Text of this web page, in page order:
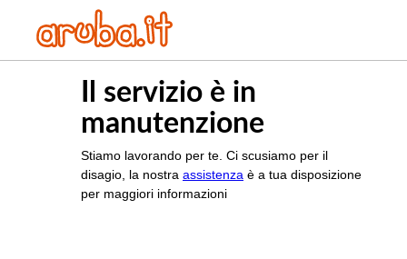
Il servizio è in
manutenzione
Stiamo lavorando per te. Ci scusiamo per il
disagio, la nostra assistenza è a tua disposizione
per maggiori informazioni